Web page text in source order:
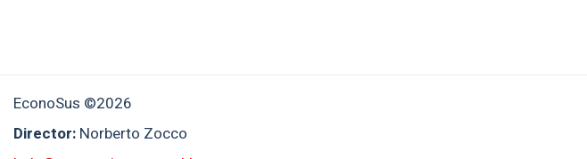
EconoSus ©2026
Director: Norberto Zocco